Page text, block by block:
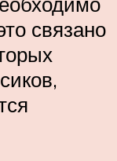
связано